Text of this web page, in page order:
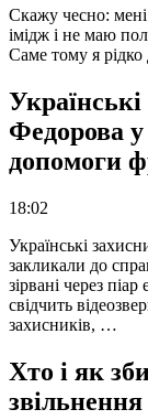
Скажу чесно:
імідж і не маю
Саме тому я
Федорова у
допомоги
18:02
Українські
закликали до
зірвані через
свідчить
захисників, …
Хто і як